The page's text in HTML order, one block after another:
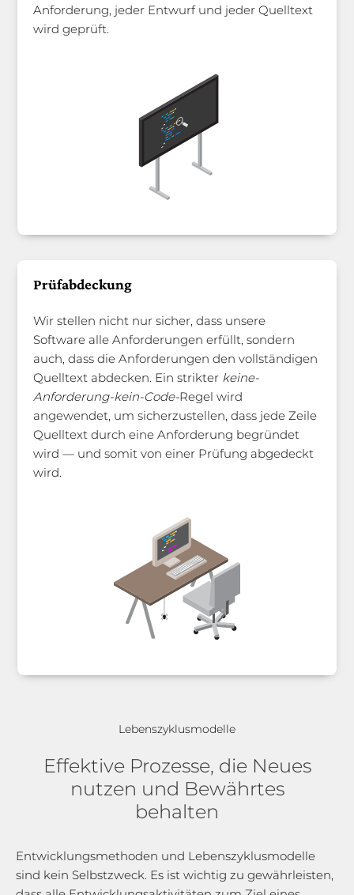
Anforderung, jeder Entwurf und jeder Quelltext
wird geprüft.
Prüfabdeckung
Wir stellen nicht nur sicher, dass unsere
Software alle Anforderungen erfüllt, sondern
auch, dass die Anforderungen den vollständigen
Quelltext abdecken. Ein strikter keine-
Anforderung-kein-Code-Regel wird
angewendet, um sicherzustellen, dass jede Zeile
Quelltext durch eine Anforderung begründet
wird — und somit von einer Prüfung abgedeckt
wird.
Lebenszyklusmodelle
Effektive Prozesse, die Neues
nutzen und Bewährtes
behalten
Entwicklungsmethoden und Lebenszyklusmodelle
sind kein Selbstzweck. Es ist wichtig zu gewährleisten,